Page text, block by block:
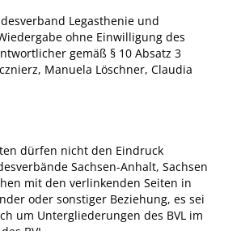
Legasthenie und
ohne Einwilligung des
gemäß § 10 Absatz 3
Manuela Löschner, Claudia
dürfen nicht den Eindruck
Sachsen-Anhalt, Sachsen
mit den verlinkenden Seiten in
oder sonstiger Beziehung, es sei
um Untergliederungen des BVL im